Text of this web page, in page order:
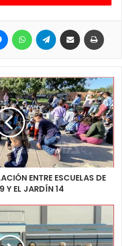
móvil en ese barrio,
se dan jueves y viernes de cada
asignados para las castraciones
acercarse los propietarios con
Una de las miembros
de los dueños de
sus animales en gran número
de cuidado a cada uno de ellos.
MessengerWhatsApp Telegram Compartir por correo electrónico
ENTRE ESCUELAS DE
Y EL JARDÍN 14